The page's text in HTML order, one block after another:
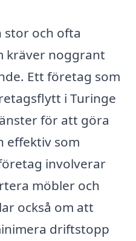
stor och ofta
kräver noggrant
Ett företag som
i Turinge
för att göra
effektiv som
involverar
möbler och
också om att
driftstopp